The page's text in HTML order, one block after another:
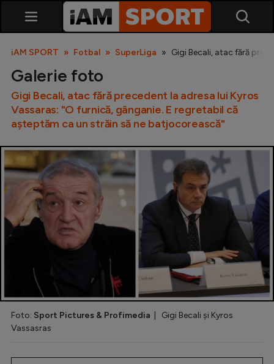
SuperLiga
Liga 2
Cupa României
Echipa Națională
U21
Fotbal feminin
Special
Diverse
iAM SPORT Fotbal SuperLiga Gigi Becali, atac fără
Galerie foto
Gigi Becali, atac fără precedent la adresa lui Kyros
Vassaras: "O furnică, gânganie. E regretabil că
așteptăm ca un străin să ne batjocorească"
Foto: Sport Pictures & Profimedia | Gigi Becali și Kyros
Vassasras